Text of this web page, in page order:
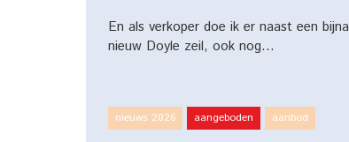
En als verkoper doe ik er naast een bijna
nieuw Doyle zeil, ook nog…
nieuws 2026 aangeboden aanbod